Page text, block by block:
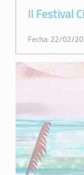
II Festival
Fecha: 22/02/